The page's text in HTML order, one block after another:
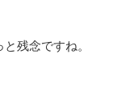
残念ですね。